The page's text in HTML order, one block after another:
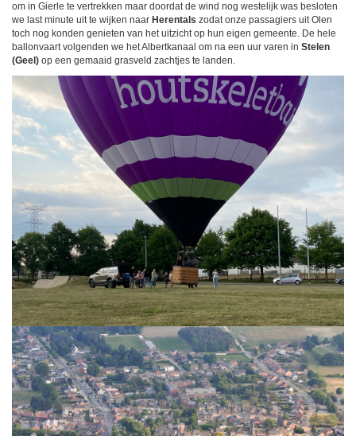
om in Gierle te vertrekken maar doordat de wind nog westelijk was besloten
we last minute uit te wijken naar Herentals zodat onze passagiers uit Olen
toch nog konden genieten van het uitzicht op hun eigen gemeente. De hele
ballonvaart volgenden we het Albertkanaal om na een uur varen in Stelen
(Geel) op een gemaaid grasveld zachtjes te landen.